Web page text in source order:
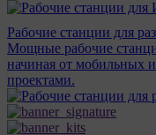
Рабочие станции для
Мощные рабочие
начиная от мобильных
проектами.